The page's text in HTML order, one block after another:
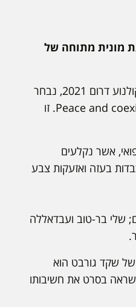
מונית מתוחה של
סרטו הקצר של גורבט (30), תסריטאי, במאי, צלם, ועורך, זוכה פרס "דקה דרום" בפסטיבל קולנוע דרום 2021, נבחר
להשתתף בפסטיבל לסרטים קצרים לשלום ודו קיום בעיראק Peace and coexistence short film festival. זו
יהודי יפואי, אשר נקלעים
בעזה ואזעקות צבע
שלי בר-טוב ועבדאללה
שקד גורבט הוא
שראה בסרט את חשיבותו